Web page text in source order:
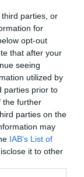
parties, or
for
opt-out
that after your
seeing
utilized by
parties prior to
the further
parties on the
may
IAB’s List of
it to other
voltar para a
dos
melodramas